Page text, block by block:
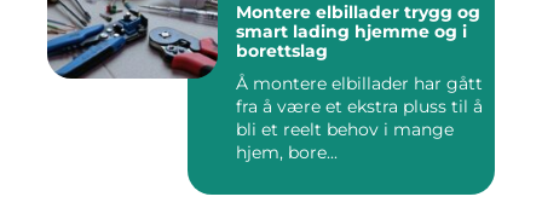
Montere elbillader trygg og
smart lading hjemme og i
borettslag
Å montere elbillader har gått
fra å være et ekstra pluss til å
bli et reelt behov i mange
hjem, bore...